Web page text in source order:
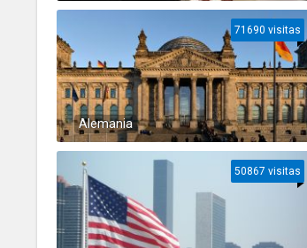
Alemania
71690 visitas
50867 visitas